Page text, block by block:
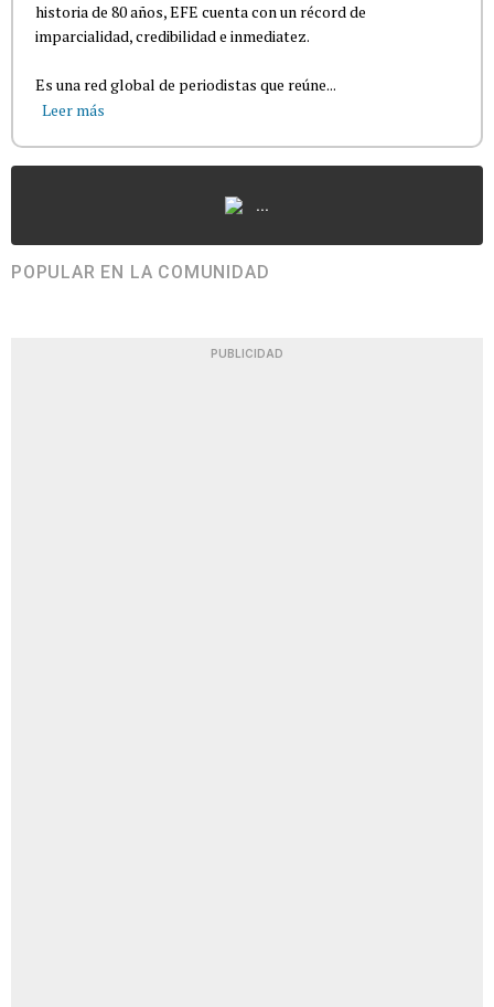
historia de 80 años, EFE cuenta con un récord de
imparcialidad, credibilidad e inmediatez.
Es una red global de periodistas que reúne...
Leer más
...
POPULAR EN LA COMUNIDAD
PUBLICIDAD